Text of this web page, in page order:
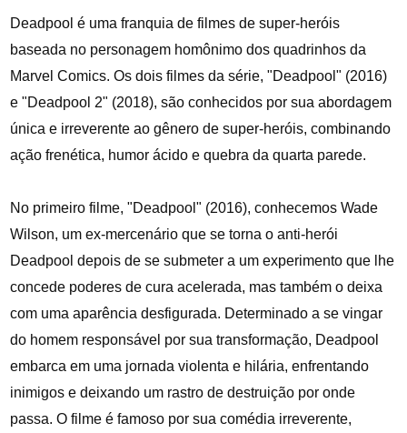
Deadpool é uma franquia de filmes de super-heróis
baseada no personagem homônimo dos quadrinhos da
Marvel Comics. Os dois filmes da série, "Deadpool" (2016)
e "Deadpool 2" (2018), são conhecidos por sua abordagem
única e irreverente ao gênero de super-heróis, combinando
ação frenética, humor ácido e quebra da quarta parede.
No primeiro filme, "Deadpool" (2016), conhecemos Wade
Wilson, um ex-mercenário que se torna o anti-herói
Deadpool depois de se submeter a um experimento que lhe
concede poderes de cura acelerada, mas também o deixa
com uma aparência desfigurada. Determinado a se vingar
do homem responsável por sua transformação, Deadpool
embarca em uma jornada violenta e hilária, enfrentando
inimigos e deixando um rastro de destruição por onde
passa. O filme é famoso por sua comédia irreverente,